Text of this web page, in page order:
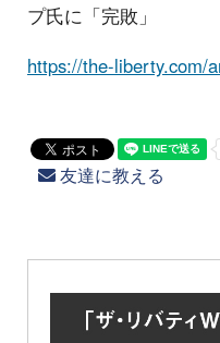
プ氏に「完敗」
https://the-liberty.com/
友達に教える